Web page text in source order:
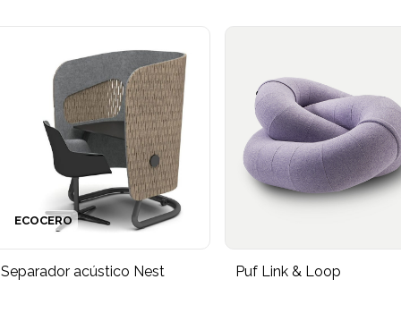
Separador acústico Nest
ECOCERO
Puf Link & Loop